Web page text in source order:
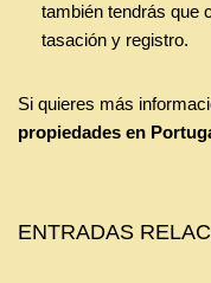
también tendrás que
tasación y registro.
Si quieres más
propiedades en
ENTRADAS